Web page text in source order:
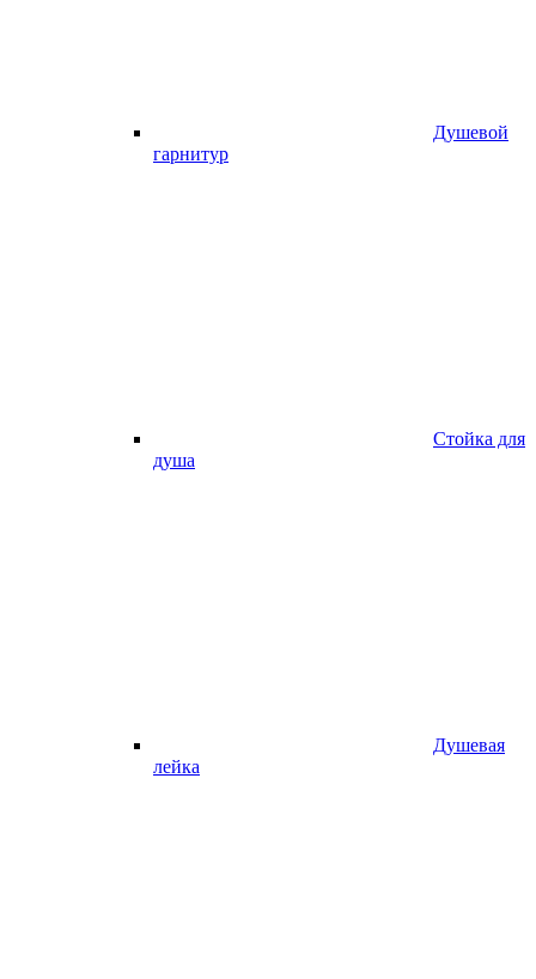
Душевой
гарнитур
Стойка для
душа
Душевая
лейка